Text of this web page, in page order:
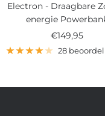
Electron - Draagbare
energie
Verkoopprijs
€149,95
28